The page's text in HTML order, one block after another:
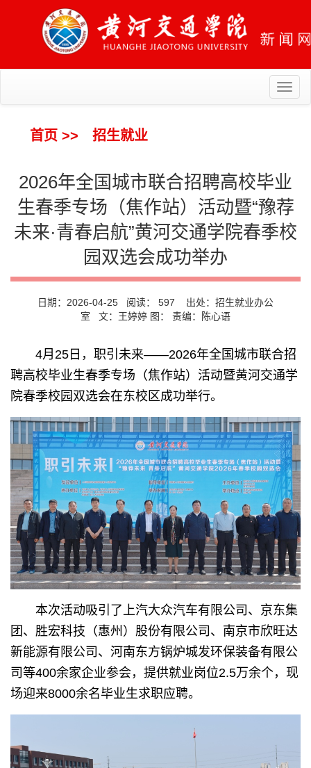
首页 >> 招生就业
2026年全国城市联合招聘高校毕业
生春季专场（焦作站）活动暨“豫荐
未来·青春启航”黄河交通学院春季校
园双选会成功举办
日期：2026-04-25 阅读： 597 出处：招生就业办公
室 文：王婷婷 图： 责编：陈心语
4月25日，职引未来——2026年全国城市联合招
聘高校毕业生春季专场（焦作站）活动暨黄河交通学
院春季校园双选会在东校区成功举行。
本次活动吸引了上汽大众汽车有限公司、京东集
团、胜宏科技（惠州）股份有限公司、南京市欣旺达
新能源有限公司、河南东方锅炉城发环保装备有限公
司等400余家企业参会，提供就业岗位2.5万余个，现
场迎来8000余名毕业生求职应聘。